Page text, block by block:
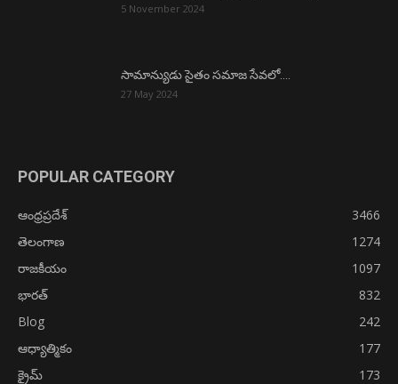
5 November 2024
సామాన్యుడు సైతం సమాజ సేవలో….
27 May 2024
POPULAR CATEGORY
ఆంధ్రప్రదేశ్
3466
తెలంగాణ
1274
రాజకీయం
1097
భారత్
832
Blog
242
ఆధ్యాత్మికం
177
క్రైమ్
173